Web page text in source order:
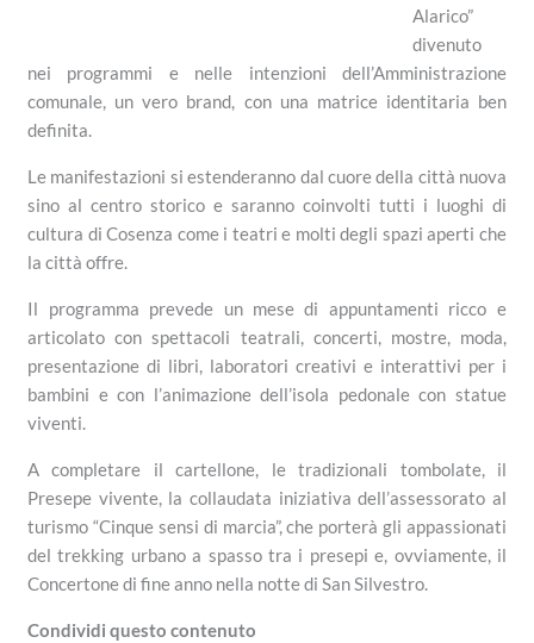
Alarico”
divenuto
nei programmi e nelle intenzioni dell’Amministrazione
comunale, un vero brand, con una matrice identitaria ben
definita.
Le manifestazioni si estenderanno dal cuore della città nuova
sino al centro storico e saranno coinvolti tutti i luoghi di
cultura di Cosenza come i teatri e molti degli spazi aperti che
la città offre.
Il programma prevede un mese di appuntamenti ricco e
articolato con spettacoli teatrali, concerti, mostre, moda,
presentazione di libri, laboratori creativi e interattivi per i
bambini e con l’animazione dell’isola pedonale con statue
viventi.
A completare il cartellone, le tradizionali tombolate, il
Presepe vivente, la collaudata iniziativa dell’assessorato al
turismo “Cinque sensi di marcia”, che porterà gli appassionati
del trekking urbano a spasso tra i presepi e, ovviamente, il
Concertone di fine anno nella notte di San Silvestro.
Condividi questo contenuto